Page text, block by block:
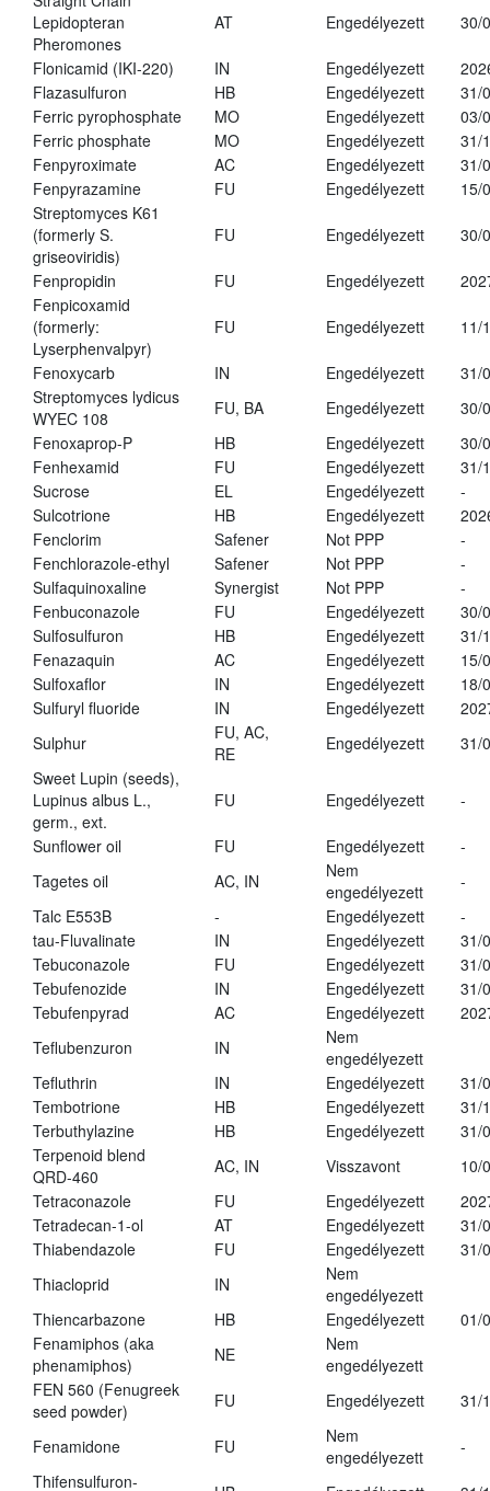
Lepidopteran
Pheromones
AT Engedélyezett 30/
Flonicamid (IKI-220) IN Engedélyezett
Flazasulfuron
HB Engedélyezett
31/
Ferric pyrophosphate
MO Engedélyezett
03/
Ferric phosphate
MO Engedélyezett
31/
Fenpyroximate
AC Engedélyezett
31/
Fenpyrazamine
FU Engedélyezett
15/
Streptomyces K61
(formerly S.
griseoviridis)
FU Engedélyezett 30/
Fenpropidin FU Engedélyezett
Fenpicoxamid
(formerly:
Lyserphenvalpyr)
FU Engedélyezett 11/
Fenoxycarb IN Engedélyezett
31/
Streptomyces lydicus
WYEC 108
FU, BA Engedélyezett
30/
Fenoxaprop-P
HB Engedélyezett
30/
Fenhexamid
FU Engedélyezett
31/
Sucrose
EL Engedélyezett
-
Sulcotrione
HB Engedélyezett
Fenclorim
Safener Not PPP
-
Fenchlorazole-ethyl
Safener Not PPP
-
Sulfaquinoxaline
Synergist Not PPP
-
Fenbuconazole
FU Engedélyezett
30/
Sulfosulfuron
HB Engedélyezett
31/
Fenazaquin
AC Engedélyezett
15/
Sulfoxaflor
IN Engedélyezett
18/
Sulfuryl fluoride
IN Engedélyezett
Sulphur
FU, AC,
RE
Engedélyezett
31/
Sweet Lupin (seeds),
Lupinus albus L.,
germ., ext.
FU Engedélyezett -
Sunflower oil FU Engedélyezett
-
Tagetes oil
AC, IN
Nem
engedélyezett
-
Talc E553B
- Engedélyezett
-
tau-Fluvalinate
IN Engedélyezett
31/
Tebuconazole
FU Engedélyezett
31/
Tebufenozide
IN Engedélyezett
31/
Tebufenpyrad
AC Engedélyezett
Teflubenzuron
IN
Nem
engedélyezett
Tefluthrin
IN Engedélyezett
31/
Tembotrione
HB Engedélyezett
31/
Terbuthylazine
HB Engedélyezett
31/
Terpenoid blend
QRD-460
AC, IN Visszavont
10/
Tetraconazole
FU Engedélyezett
Tetradecan-1-ol
AT Engedélyezett
31/
Thiabendazole
FU Engedélyezett
31/
Thiacloprid
IN
Nem
engedélyezett
Thiencarbazone
HB Engedélyezett
01/
Fenamiphos (aka
phenamiphos)
NE
Nem
engedélyezett
FEN 560 (Fenugreek
seed powder)
FU Engedélyezett 31/
Fenamidone FU
Nem
engedélyezett
-
Thifensulfuron-